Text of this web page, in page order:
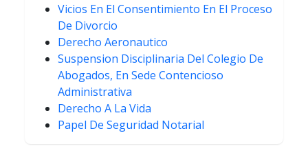
Vicios En El Consentimiento En El Proceso
De Divorcio
Derecho Aeronautico
Suspension Disciplinaria Del Colegio De
Abogados, En Sede Contencioso
Administrativa
Derecho A La Vida
Papel De Seguridad Notarial